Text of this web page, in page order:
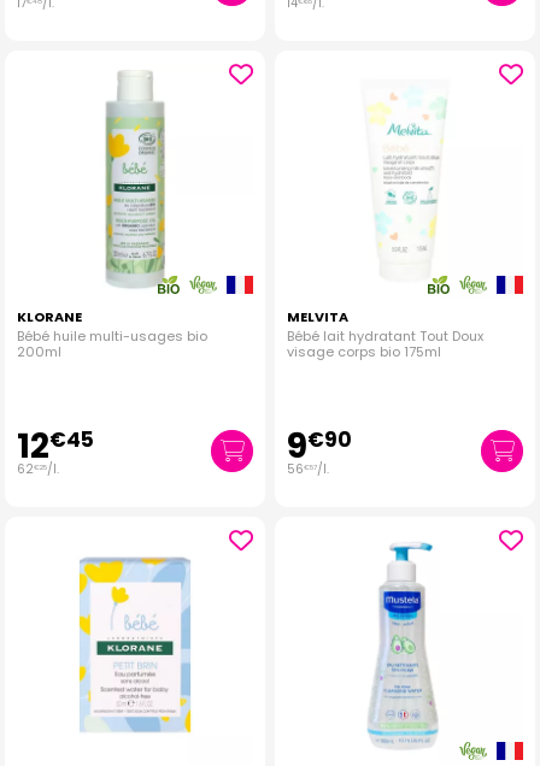
KLORANE
Bébé huile multi-usages bio
200ml
12€45
62€25/l.
MELVITA
Bébé lait hydratant Tout Doux
visage corps bio 175ml
9€90
56€57/l.